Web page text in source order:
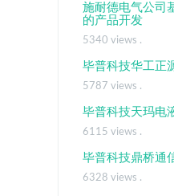
施耐德电气公司
的产品开发
5340 views .
毕普科技华工正
5787 views .
毕普科技天玛电
6115 views .
毕普科技鼎桥通
6328 views .